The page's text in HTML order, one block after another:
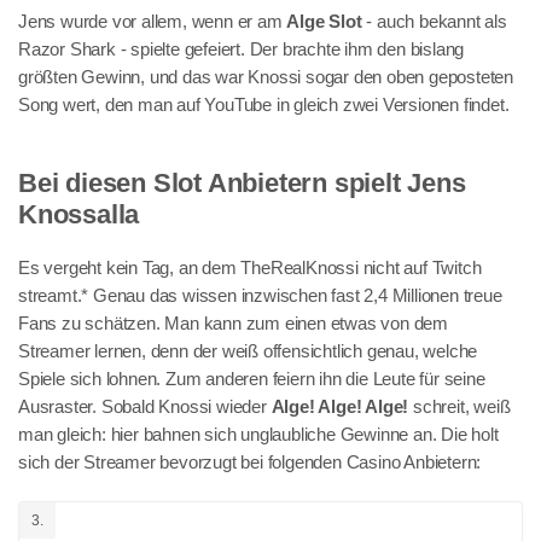
Jens wurde vor allem, wenn er am Alge Slot- auch bekannt als
Razor Shark - spielte gefeiert. Der brachte ihm den bislang
größten Gewinn, und das war Knossi sogar den oben geposteten
Song wert, den man auf YouTube in gleich zwei Versionen findet.
Bei diesen Slot Anbietern spielt Jens
Knossalla
Es vergeht kein Tag, an dem TheRealKnossi nicht auf Twitch
streamt.* Genau das wissen inzwischen fast 2,4 Millionen treue
Fans zu schätzen. Man kann zum einen etwas von dem
Streamer lernen, denn der weiß offensichtlich genau, welche
Spiele sich lohnen. Zum anderen feiern ihn die Leute für seine
Ausraster. Sobald Knossi wieder Alge! Alge! Alge! schreit, weiß
man gleich: hier bahnen sich unglaubliche Gewinne an. Die holt
sich der Streamer bevorzugt bei folgenden Casino Anbietern:
3.